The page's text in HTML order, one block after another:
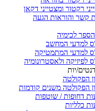
רקטור ומצטייני דקאן
קשר והוראות הגעה
לכימיה
למדעי המחשב
למדעי המתמטיקה
לפיזיקה ולאסטרונומיה
יות
הפקולטה
הפקולטה משנים קודמות
דחופות / שוטפות
כלליות